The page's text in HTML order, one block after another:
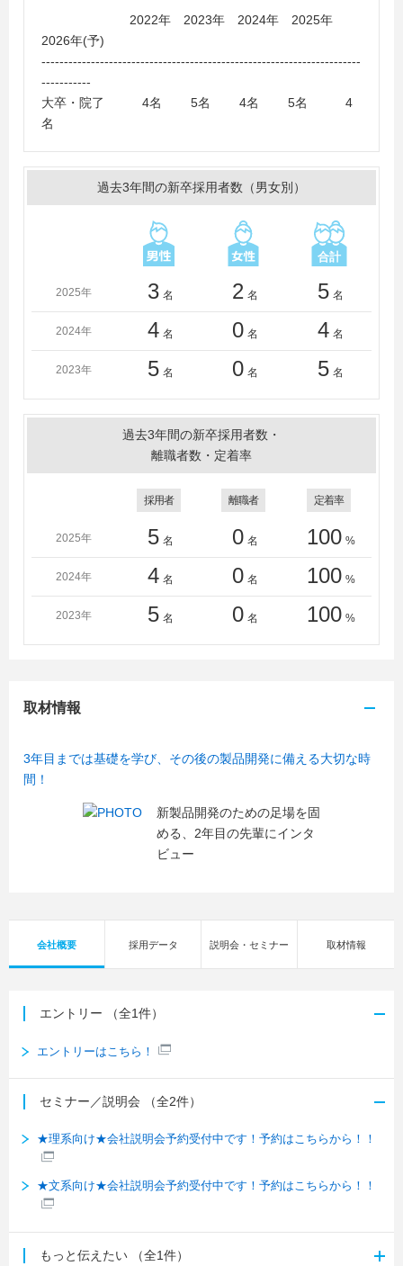
道大学、山口大学、立命館大学、龍谷大学、東京工業大
2022年 2023年 2024年 2025年
2026年(予)
-----------------------------------------------------------------------
-----------
大卒・院了 4名 5名 4名 5名 4
名
過去3年間の新卒採用者数（男女別）
2025年 3 名 2 名 5 名
2024年 4 名 0 名 4 名
2023年 5 名 0 名 5 名
過去3年間の新卒採用者数・
離職者数・定着率
採用者 離職者 定着率
2025年 5 名 0 名 100 %
2024年 4 名 0 名 100 %
2023年 5 名 0 名 100 %
取材情報
3年目までは基礎を学び、その後の製品開発に備える大切な時
間！
新製品開発のための足場を固
める、2年目の先輩にインタ
ビュー
会社概要 採用データ 説明会・セミナー 取材情報
エントリー （全1件）
エントリーはこちら！
セミナー／説明会 （全2件）
★理系向け★会社説明会予約受付中です！予約はこちらから！！
★文系向け★会社説明会予約受付中です！予約はこちらから！！
もっと伝えたい （全1件）